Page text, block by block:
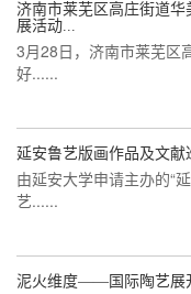
济南市莱芜区高庄街道华
展活动...
3月28日，济南市莱芜区
好......
延安鲁艺版画作品及文
由延安大学申请主办的“
艺......
泥火维度——国际陶艺展